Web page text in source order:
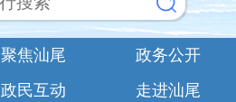
聚焦汕尾
政务公开
政民互动 走进汕尾